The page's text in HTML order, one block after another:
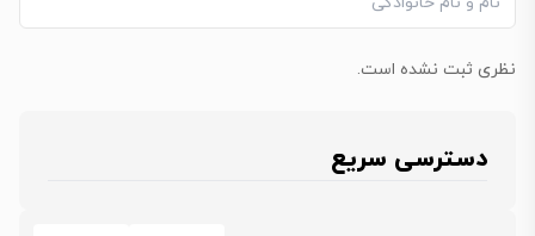
نظری ثبت نشده است.
دسترسی سریع